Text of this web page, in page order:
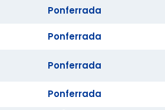
Ponferrada
Ponferrada
Ponferrada
Ponferrada